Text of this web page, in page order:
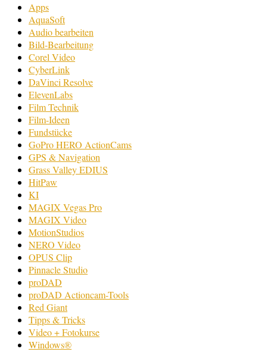
Apps
AquaSoft
Audio bearbeiten
Bild-Bearbeitung
Corel Video
CyberLink
DaVinci Resolve
ElevenLabs
Film Technik
Film-Ideen
Fundstücke
GoPro HERO ActionCams
GPS & Navigation
Grass Valley EDIUS
HitPaw
KI
MAGIX Vegas Pro
MAGIX Video
MotionStudios
NERO Video
OPUS Clip
Pinnacle Studio
proDAD
proDAD Actioncam-Tools
Red Giant
Tipps & Tricks
Video + Fotokurse
Windows®